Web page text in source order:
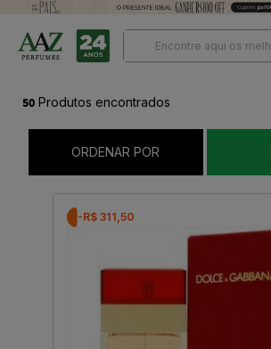
50 Produtos encontrados
ORDENAR POR
-R$ 311,50